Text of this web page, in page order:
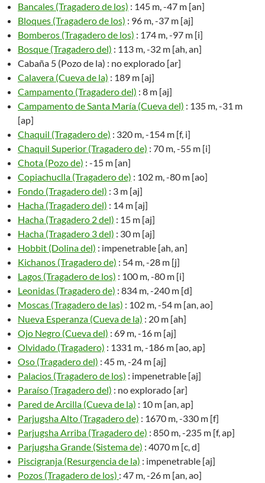
Bancales (Tragadero de los) : 145 m, -47 m [an]
Bloques (Tragadero de los) : 96 m, -37 m [aj]
Bomberos (Tragadero de los) : 174 m, -97 m [i]
Bosque (Tragadero del) : 113 m, -32 m [ah, an]
Cabaña 5 (Pozo de la) : no explorado [ar]
Calavera (Cueva de la) : 189 m [aj]
Campamento (Tragadero del) : 8 m [aj]
Campamento de Santa María (Cueva del) : 135 m, -31 m
[ap]
Chaquil (Tragadero de) : 320 m, -154 m [f, i]
Chaquil Superior (Tragadero de) : 70 m, -55 m [i]
Chota (Pozo de) : -15 m [an]
Copiachuclla (Tragadero de) : 102 m, -80 m [ao]
Fondo (Tragadero del) : 3 m [aj]
Hacha (Tragadero del) : 14 m [aj]
Hacha (Tragadero 2 del) : 15 m [aj]
Hacha (Tragadero 3 del) : 30 m [aj]
Hobbit (Dolina del) : impenetrable [ah, an]
Kichanos (Tragadero de) : 54 m, -28 m [j]
Lagos (Tragadero de los) : 100 m, -80 m [i]
Leonidas (Tragadero de) : 834 m, -240 m [d]
Moscas (Tragadero de las) : 102 m, -54 m [an, ao]
Nueva Esperanza (Cueva de la) : 20 m [ah]
Ojo Negro (Cueva del) : 69 m, -16 m [aj]
Olvidado (Tragadero) : 1331 m, -186 m [ao, ap]
Oso (Tragadero del) : 45 m, -24 m [aj]
Palacios (Tragadero de los) : impenetrable [aj]
Paraíso (Tragadero del) : no explorado [ar]
Pared de Arcilla (Cueva de la) : 10 m [an, ap]
Parjugsha Alto (Tragadero de) : 1670 m, -330 m [f]
Parjugsha Arriba (Tragadero de) : 850 m, -235 m [f, ap]
Parjugsha Grande (Sistema de) : 4070 m [c, d]
Piscigranja (Resurgencia de la) : impenetrable [aj]
Pozos (Tragadero de los) : 47 m, -26 m [an, ao]